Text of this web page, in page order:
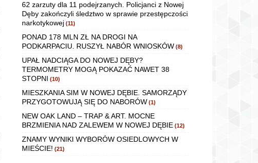
62 zarzuty dla 11 podejrzanych. Policjanci z Nowej
Dęby zakończyli śledztwo w sprawie przestępczości
narkotykowej (11)
PONAD 178 MLN ZŁ NA DROGI NA
PODKARPACIU. RUSZYŁ NABÓR WNIOSKÓW (8)
UPAŁ NADCIĄGA DO NOWEJ DĘBY?
TERMOMETRY MOGĄ POKAZAĆ NAWET 38
STOPNI (10)
MIESZKANIA SIM W NOWEJ DĘBIE. SAMORZĄDY
PRZYGOTOWUJĄ SIĘ DO NABORÓW (1)
NEW OAK LAND – TRAP & ART. MOCNE
BRZMIENIA NAD ZALEWEM W NOWEJ DĘBIE (12)
ZNAMY WYNIKI WYBORÓW OSIEDLOWYCH W
MIEŚCIE! (21)